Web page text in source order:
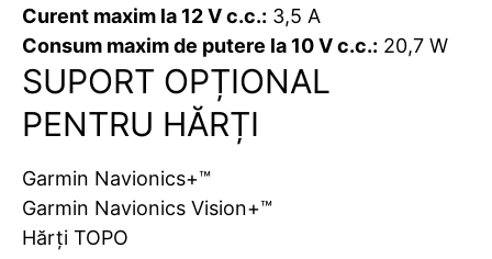
Curent maxim la 12 V c.c.: 3,5 A
Consum maxim de putere la 10 V c.c.: 20,7 W
SUPORT OPȚIONAL
PENTRU HĂRȚI
Garmin Navionics+™
Garmin Navionics Vision+™
Hărți TOPO